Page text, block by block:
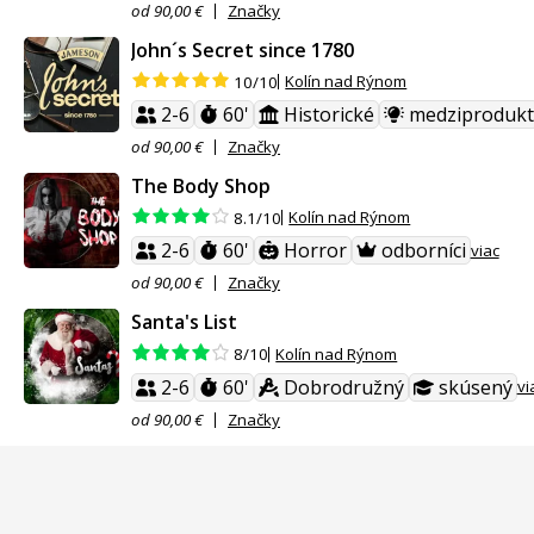
od 90,00 €
Značky
John´s Secret since 1780
10/10 Kolín nad Rýnom
2-6 60' Historické medziprodukt
od 90,00 €
Značky
The Body Shop
8.1/10 Kolín nad Rýnom
2-6 60' Horror odborníci viac
od 90,00 €
Značky
Santa's List
8/10 Kolín nad Rýnom
2-6 60' Dobrodružný skúsený
od 90,00 €
Značky